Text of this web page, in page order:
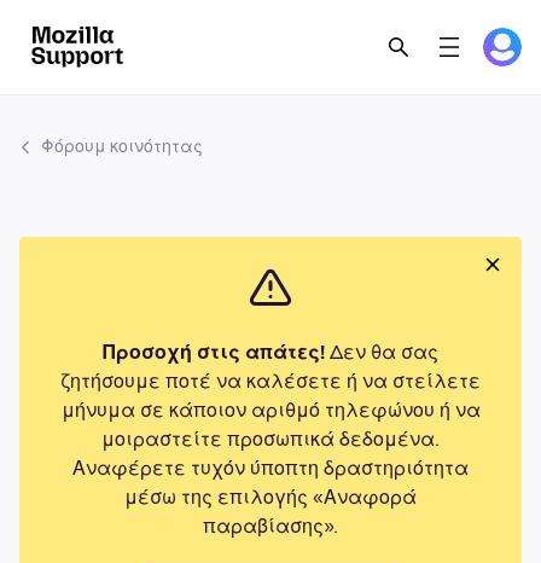
Φόρουμ κοινότητας
Προσοχή στις απάτες! Δεν θα σας
ζητήσουμε ποτέ να καλέσετε ή να στείλετε
μήνυμα σε κάποιον αριθμό τηλεφώνου ή να
μοιραστείτε προσωπικά δεδομένα.
Αναφέρετε τυχόν ύποπτη δραστηριότητα
μέσω της επιλογής «Αναφορά
παραβίασης».